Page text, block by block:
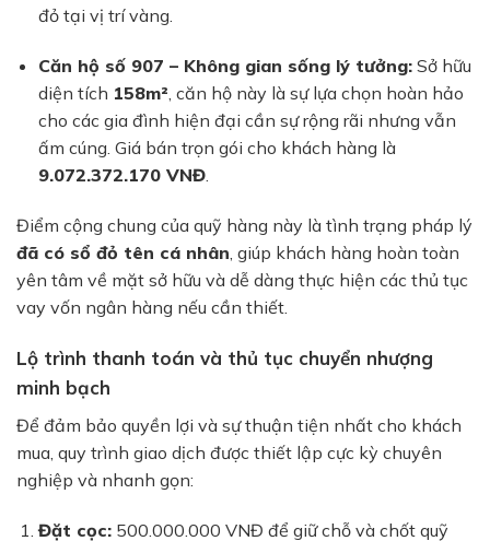
đỏ tại vị trí vàng.
Căn hộ số 907 – Không gian sống lý tưởng: Sở hữu
diện tích 158m² , căn hộ này là sự lựa chọn hoàn hảo
cho các gia đình hiện đại cần sự rộng rãi nhưng vẫn
ấm cúng. Giá bán trọn gói cho khách hàng là
9.072.372.170 VNĐ
Điểm cộng chung của quỹ hàng này là tình trạng pháp lý
đã có sổ đỏ tên cá nhân , giúp khách hàng hoàn toàn
yên tâm về mặt sở hữu và dễ dàng thực hiện các thủ tục
vay vốn ngân hàng nếu cần thiết.
Lộ trình thanh toán và thủ tục chuyển nhượng
minh bạch
Để đảm bảo quyền lợi và sự thuận tiện nhất cho khách
mua, quy trình giao dịch được thiết lập cực kỳ chuyên
nghiệp và nhanh gọn:
Đặt cọc: 500.000.000 VNĐ để giữ chỗ và chốt quỹ